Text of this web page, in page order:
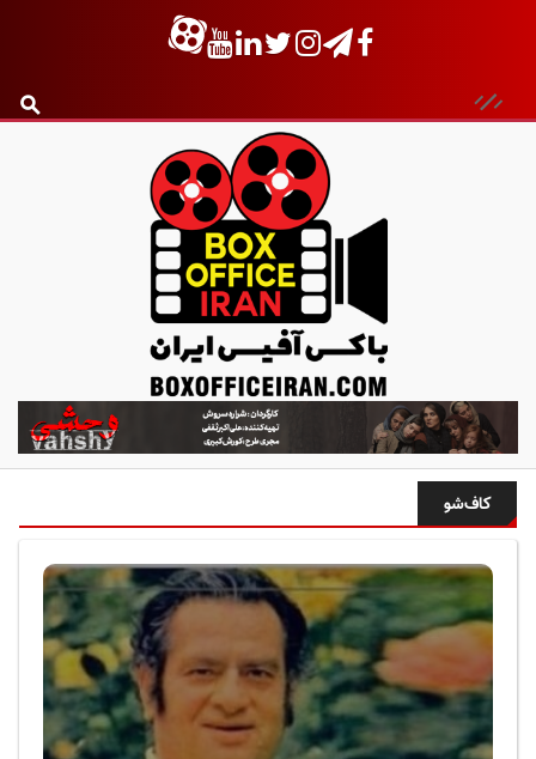
ب
ا
ک
آ
ی
س
ا
ی
ر
ا
ن
کاف‌شو